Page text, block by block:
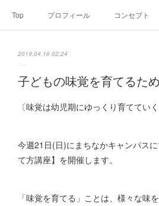
Top プロフィール コンセプト
Point of view
SNS
2019.04.16 02:24
子どもの味覚を育てるた
〔味覚は幼児期にゆっくり育てていく
今週21日(日)にまちなかキャンパス
て方講座】を開催します。
「味覚を育てる」ことは、様々な味